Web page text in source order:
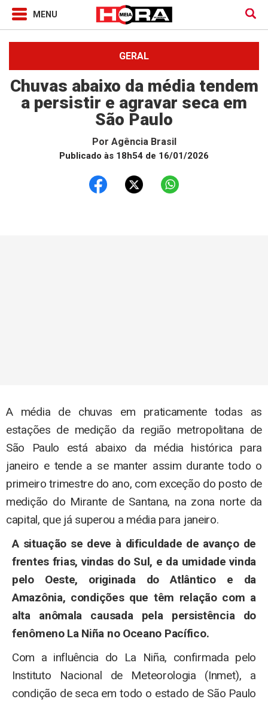
GERAL
Chuvas abaixo da média tendem
a persistir e agravar seca em
São Paulo
Por Agência Brasil
Publicado às 18h54 de 16/01/2026
A média de chuvas em praticamente todas as
estações de medição da região metropolitana de
São Paulo está abaixo da média histórica para
janeiro e tende a se manter assim durante todo o
primeiro trimestre do ano, com exceção do posto de
medição do Mirante de Santana, na zona norte da
capital, que já superou a média para janeiro.
A situação se deve à dificuldade de avanço de
frentes frias, vindas do Sul, e da umidade vinda
pelo Oeste, originada do Atlântico e da
Amazônia, condições que têm relação com a
alta anômala causada pela persistência do
fenômeno La Niña no Oceano Pacífico.
Com a influência do La Niña, confirmada pelo
Instituto Nacional de Meteorologia (Inmet), a
condição de seca em todo o estado de São Paulo